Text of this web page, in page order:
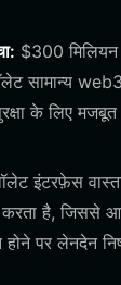
$300 मिलियन
सामान्य
के लिए मजबूत
इंटरफ़ेस
है, जिससे
पर लेनदेन